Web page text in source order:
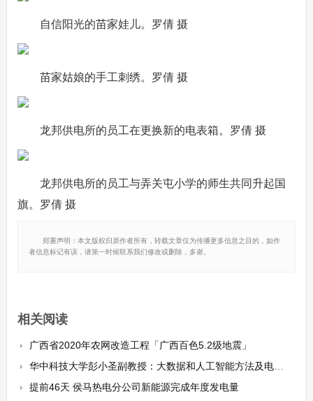
自信阳光的苗家娃儿。罗倩 摄
苗家姑娘的手工刺绣。罗倩 摄
龙邦供电所的员工在更换新的电表箱。罗倩 摄
龙邦供电所的员工与弄关屯小学的师生共同升起国
旗。罗倩 摄
郑重声明：本文版权归原作者所有，转载文章仅为传播更多信息之目的，如作
者信息标记有误，请第一时候联系我们修改或删除，多谢。
相关阅读
广西省2020年农网改造工程「广西百色5.2级地震」
华中科技大学彭小圣副教授：大数据和人工智能方法及电力系统应用
提前46天 侯马热电分公司新能源完成年度发电量